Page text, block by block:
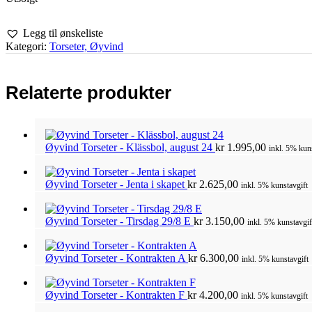
Legg til ønskeliste
Kategori: Torseter, Øyvind
Relaterte produkter
Øyvind Torseter - Klässbol, august 24 kr1.995,00 inkl. 5%
Øyvind Torseter - Jenta i skapet kr2.625,00 inkl. 5% kunstavgift
Øyvind Torseter - Tirsdag 29/8 E kr3.150,00 inkl. 5%
Øyvind Torseter - Kontrakten A kr6.300,00 inkl. 5% kunstavgift
Øyvind Torseter - Kontrakten F kr4.200,00 inkl. 5% kunstavgift